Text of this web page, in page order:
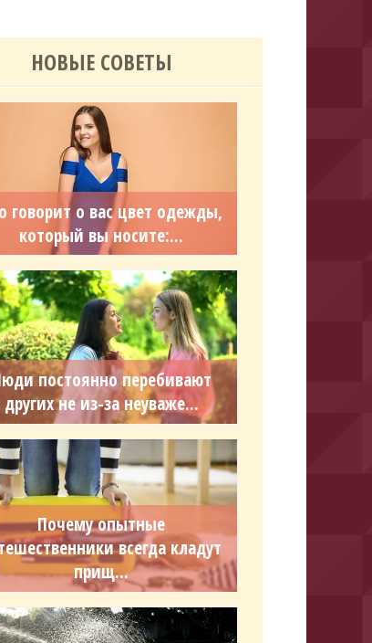
НОВЫЕ СОВЕТЫ
говорит о вас цвет одежды,
который вы носите:...
постоянно перебивают
других не из-за неуваже...
Почему опытные
всегда кладут
прищ...